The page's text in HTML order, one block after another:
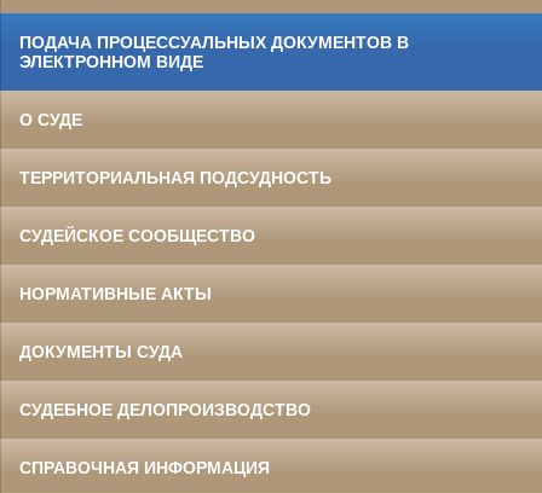
ПОДАЧА ПРОЦЕССУАЛЬНЫХ ДОКУМЕНТОВ В
ЭЛЕКТРОННОМ ВИДЕ
О СУДЕ
ТЕРРИТОРИАЛЬНАЯ ПОДСУДНОСТЬ
СУДЕЙСКОЕ СООБЩЕСТВО
НОРМАТИВНЫЕ АКТЫ
ДОКУМЕНТЫ СУДА
СУДЕБНОЕ ДЕЛОПРОИЗВОДСТВО
СПРАВОЧНАЯ ИНФОРМАЦИЯ